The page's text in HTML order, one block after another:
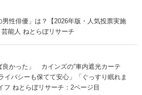
性俳優」は？【2026年版・人気投票実施
能人 ねとらぼリサーチ
良かった」 カインズの“車内遮光カーテ
バシーも保てて安心」「ぐっすり眠れま
フ ねとらぼリサーチ：2ページ目